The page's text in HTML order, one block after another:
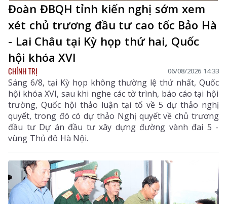
Đoàn ĐBQH tỉnh kiến nghị sớm xem
xét chủ trương đầu tư cao tốc Bảo Hà
- Lai Châu tại Kỳ họp thứ hai, Quốc
hội khóa XVI
CHÍNH TRỊ 06/08/2026 14:33
Sáng 6/8, tại Kỳ họp không thường lệ thứ nhất, Quốc
hội khóa XVI, sau khi nghe các tờ trình, báo cáo tại hội
trường, Quốc hội thảo luận tại tổ về 5 dự thảo nghị
quyết, trong đó có dự thảo Nghị quyết về chủ trương
đầu tư Dự án đầu tư xây dựng đường vành đai 5 -
vùng Thủ đô Hà Nội.